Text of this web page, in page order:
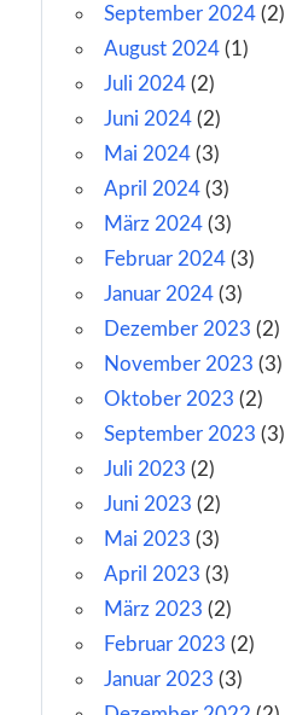
September 2024 (2)
August 2024 (1)
Juli 2024 (2)
Juni 2024 (2)
Mai 2024 (3)
April 2024 (3)
März 2024 (3)
Februar 2024 (3)
Januar 2024 (3)
Dezember 2023 (2)
November 2023 (3)
Oktober 2023 (2)
September 2023 (3)
Juli 2023 (2)
Juni 2023 (2)
Mai 2023 (3)
April 2023 (3)
März 2023 (2)
Februar 2023 (2)
Januar 2023 (3)